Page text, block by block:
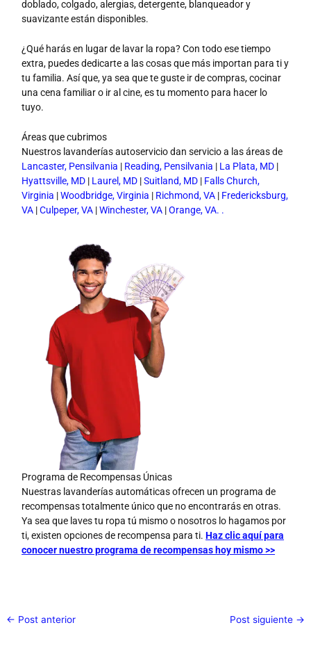
doblado, colgado, alergias, detergente, blanqueador y
suavizante están disponibles.
¿Qué harás en lugar de lavar la ropa? Con todo ese tiempo
extra, puedes dedicarte a las cosas que más importan para ti y
tu familia. Así que, ya sea que te guste ir de compras, cocinar
una cena familiar o ir al cine, es tu momento para hacer lo
tuyo.
Áreas que cubrimos
Nuestros lavanderías autoservicio dan servicio a las áreas de
Lancaster, Pensilvania | Reading, Pensilvania | La Plata, MD |
Hyattsville, MD | Laurel, MD |Suitland, MD | Falls Church,
Virginia |Woodbridge, Virginia | Richmond, VA | Fredericksburg,
VA |Culpeper, VA |Winchester, VA |Orange, VA. .
Programa de Recompensas Únicas
Nuestras lavanderías automáticas ofrecen un programa de
recompensas totalmente único que no encontrarás en otras.
Ya sea que laves tu ropa tú mismo o nosotros lo hagamos por
ti, existen opciones de recompensa para ti.Haz clic aquí para
conocer nuestro programa de recompensas hoy mismo >>
← Post anterior Post siguiente →